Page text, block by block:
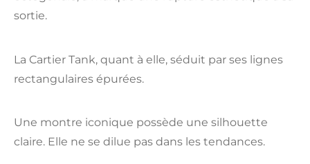
sortie.
La Cartier Tank, quant à elle, séduit par ses lignes
rectangulaires épurées.
Une montre iconique possède une silhouette
claire. Elle ne se dilue pas dans les tendances.